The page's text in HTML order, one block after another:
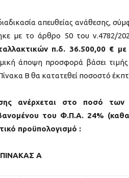
απευθείας ανάθεσης,
με το άρθρο 50 του ν.4782/
π.δ. 36.500,00 €
άποψη προσφορά βάσει
Β θα κατατεθεί ποσοστό
ανέρχεται στο ποσό των
του Φ.Π.Α. 24%
προϋπολογισμό :
ΠΙΝΑΚΑΣ Α